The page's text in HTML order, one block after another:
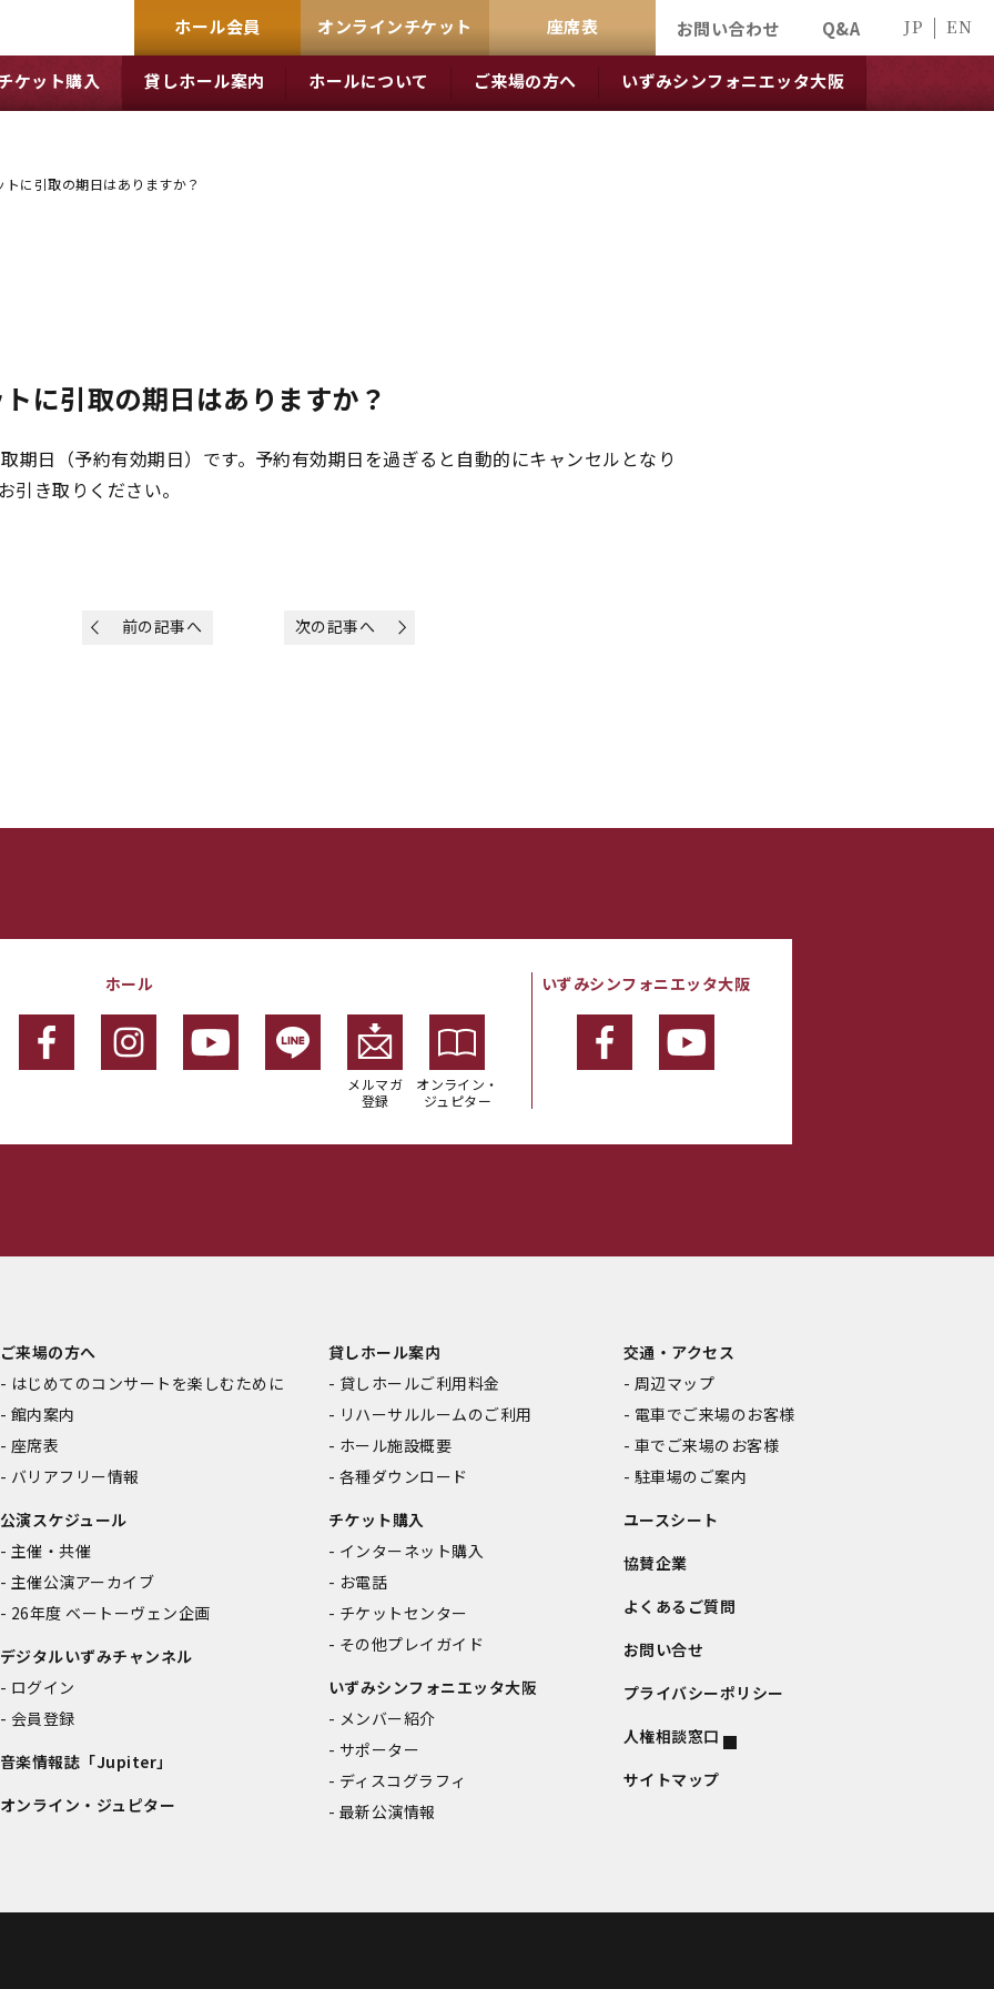
ホール会員 オンラインチケット 座席表 お問い合わせ Q&A JP EN
ケット購入 貸しホール案内 ホールについて ご来場の方へ いずみシンフォニエッタ大阪
トに引取の期日はありますか？
に引取の期日はありますか？
期日（予約有効期日）です。予約有効期日を過ぎると自動的にキャンセルとなり
引き取りください。
前の記事へ 次の記事へ
ホール
メルマガ
登録
オンライン・
ジュピター
いずみシンフォニエッタ大阪
ご来場の方へ
はじめてのコンサートを楽しむために
館内案内
座席表
バリアフリー情報
公演スケジュール
主催・共催
主催公演アーカイブ
26年度 ベートーヴェン企画
デジタルいずみチャンネル
ログイン
会員登録
音楽情報誌「Jupiter」
オンライン・ジュピター
貸しホール案内
貸しホールご利用料金
リハーサルルームのご利用
ホール施設概要
各種ダウンロード
チケット購入
インターネット購入
お電話
チケットセンター
その他プレイガイド
いずみシンフォニエッタ大阪
メンバー紹介
サポーター
ディスコグラフィ
最新公演情報
交通・アクセス
周辺マップ
電車でご来場のお客様
車でご来場のお客様
駐車場のご案内
ユースシート
協賛企業
よくあるご質問
お問い合せ
プライバシーポリシー
人権相談窓口
サイトマップ